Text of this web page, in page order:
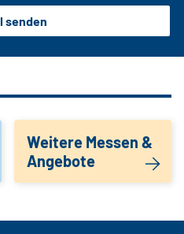
senden
Weitere Messen &
Angebote